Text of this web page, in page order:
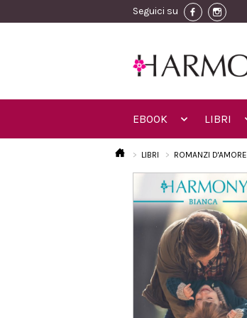
Seguici su
EBOOK LIBRI
LIBRI ROMANZI D'AMORE